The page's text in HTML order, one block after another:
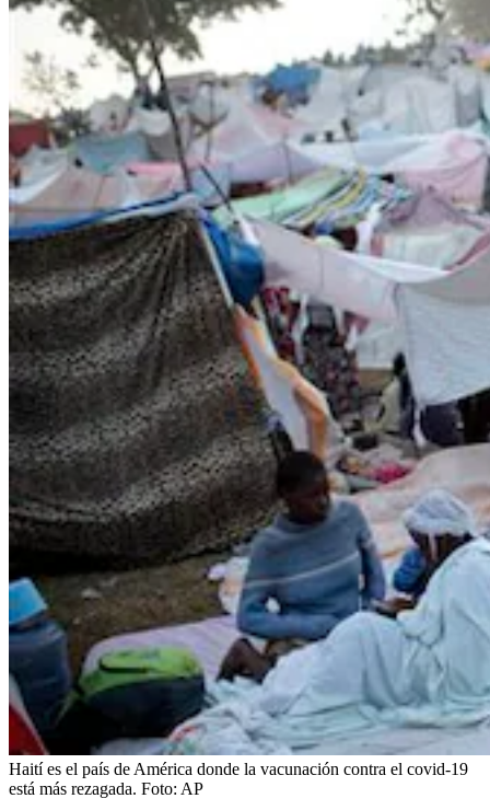
Haití es el país de América donde la vacunación contra el covid-19
está más rezagada. Foto: AP